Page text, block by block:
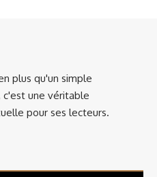
plus qu'un simple
c'est une véritable
pour ses lecteurs.